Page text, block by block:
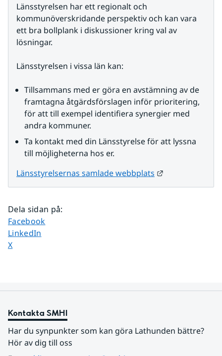
Länsstyrelsen har ett regionalt och
kommunöverskridande perspektiv och kan vara
ett bra bollplank i diskussioner kring val av
lösningar.
Länsstyrelsen i vissa län kan:
Tillsammans med er göra en avstämning av de
framtagna åtgärdsförslagen inför prioritering,
för att till exempel identifiera synergier med
andra kommuner.
Ta kontakt med din Länsstyrelse för att lyssna
till möjligheterna hos er.
Länsstyrelsernas samlade webbplats
Dela sidan på:
Dela sidan på
Facebook
Dela sidan på
LinkedIn
Dela sidan på
X
Kontakta SMHI
Har du synpunkter som kan göra Lathunden bättre?
Hör av dig till oss